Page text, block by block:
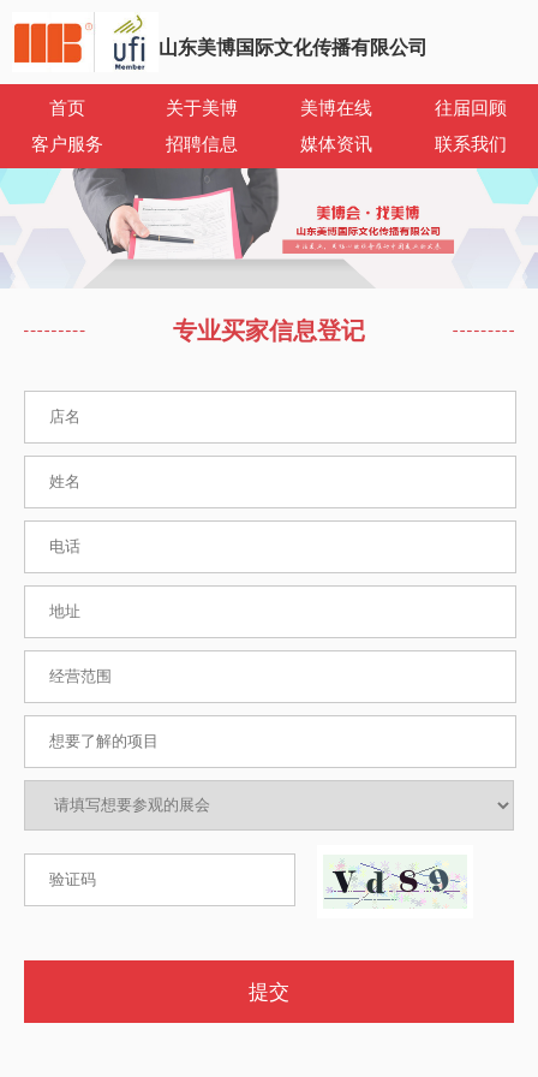
山东美博国际文化传播有限公司
首页 关于美博 美博在线
往届回顾
客户服务
招聘信息 媒体资讯 联系我们
专业买家信息登记